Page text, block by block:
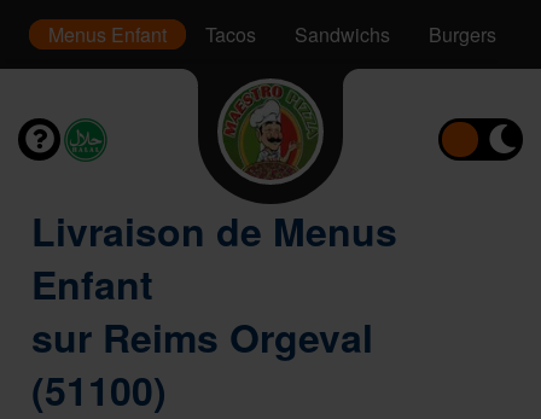
Menus Enfant Tacos Sandwichs Burgers
Livraison de Menus
Enfant
sur Reims Orgeval
(51100)